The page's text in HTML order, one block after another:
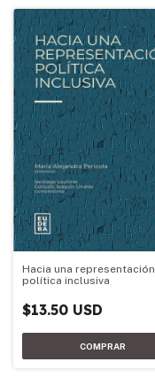
Hacia una representación
política inclusiva
$13.50 USD